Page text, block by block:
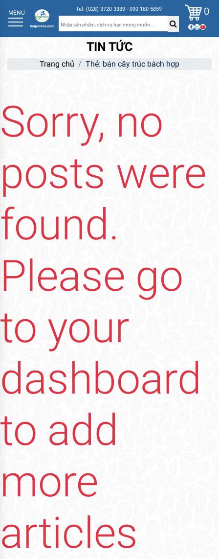
MENU Tel: (028) 3720 3389 - 090 180 5859 0
TIN TỨC
Trang chủ Thẻ: bán cây trúc bách hợp
Sorry, no
posts were
found.
Please go
to your
dashboard
to add
more
articles